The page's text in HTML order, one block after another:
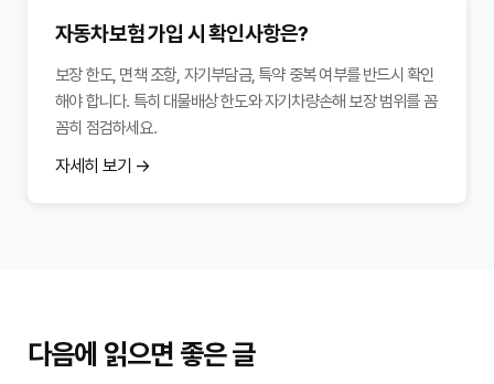
자동차보험 가입 시 확인사항은?
보장 한도, 면책 조항, 자기부담금, 특약 중복 여부를 반드시 확인
해야 합니다. 특히 대물배상 한도와 자기차량손해 보장 범위를 꼼
꼼히 점검하세요.
자세히 보기 →
다음에 읽으면 좋은 글